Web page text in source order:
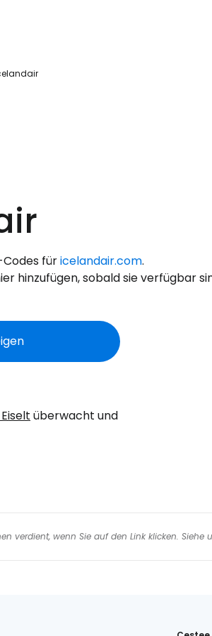
füricelandair.com.
hinzufügen, sobald sie verfügbar
überwacht und
verdient, wenn Sie auf den Link klicken. Siehe
bei
Community
Weiter mit Google
Weiter mit Facebook